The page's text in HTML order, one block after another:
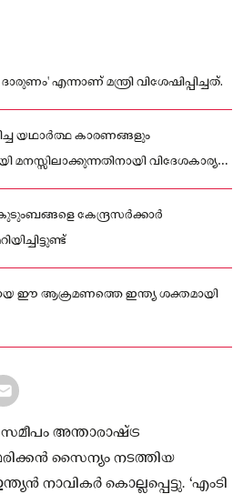
എന്നാണ് മന്ത്രി വിശേഷിപ്പിച്ചത്.
യഥാർത്ഥ കാരണങ്ങളും
മനസ്സിലാക്കുന്നതിനായി വിദേശകാര്യ
അമേരിക്കയുമായി ബന്ധപ്പെട്ടു
കേന്ദ്രസർക്കാർ
ഈ ആക്രമണത്തെ ഇന്ത്യ ശക്തമായി
സമീപം അന്താരാഷ്ട്ര
സൈന്യം നടത്തിയ
നാവികർ കൊല്ലപ്പെട്ടു. ‘എംടി